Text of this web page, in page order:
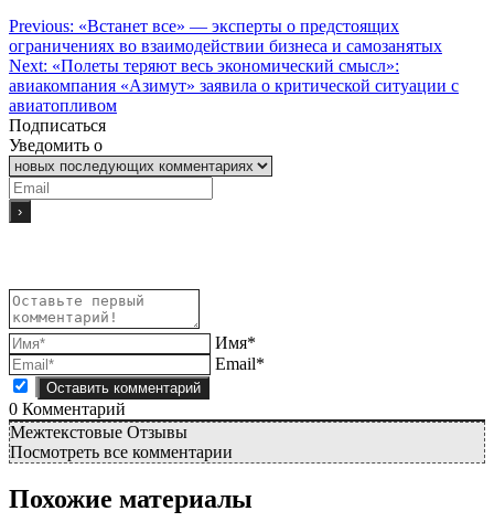
Previous: «Встанет все» — эксперты о предстоящих
ограничениях во взаимодействии бизнеса и самозанятых
Next: «Полеты теряют весь экономический смысл»:
авиакомпания «Азимут» заявила о критической ситуации с
авиатопливом
Подписаться
Уведомить о
Имя*
Email*
0 Комментарий
Межтекстовые Отзывы
Посмотреть все комментарии
Похожие материалы